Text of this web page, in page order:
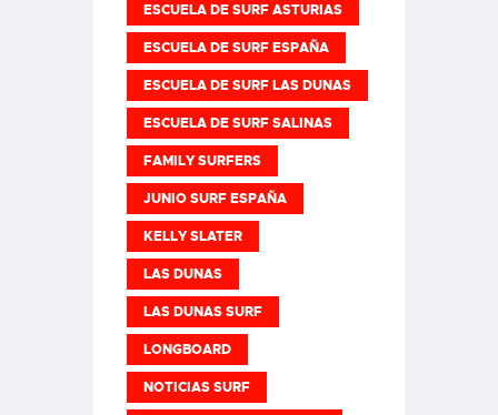
ESCUELA DE SURF ASTURIAS
ESCUELA DE SURF ESPAÑA
ESCUELA DE SURF LAS DUNAS
ESCUELA DE SURF SALINAS
FAMILY SURFERS
JUNIO SURF ESPAÑA
KELLY SLATER
LAS DUNAS
LAS DUNAS SURF
LONGBOARD
NOTICIAS SURF